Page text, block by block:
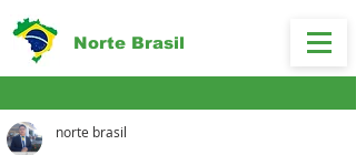
Norte Brasil
norte brasil